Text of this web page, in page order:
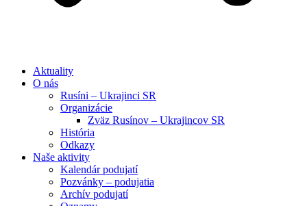
Aktuality
O nás
Rusíni – Ukrajinci SR
Organizácie
Zväz Rusínov – Ukrajincov SR
História
Odkazy
Naše aktivity
Kalendár podujatí
Pozvánky – podujatia
Archív podujatí